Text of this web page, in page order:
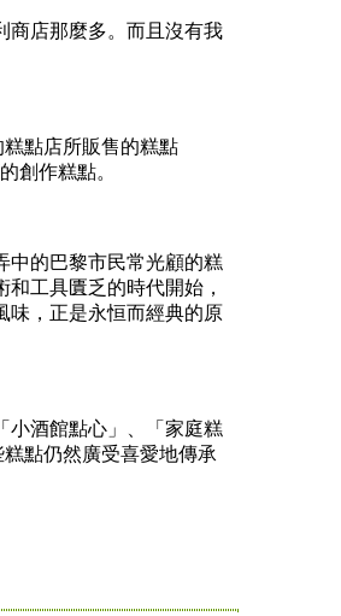
店那麼多。而且沒有我
點店所販售的糕點
創作糕點。
的巴黎市民常光顧的糕
工具匱乏的時代開始，
味，正是永恒而經典的原
酒館點心」、「家庭糕
點仍然廣受喜愛地傳承